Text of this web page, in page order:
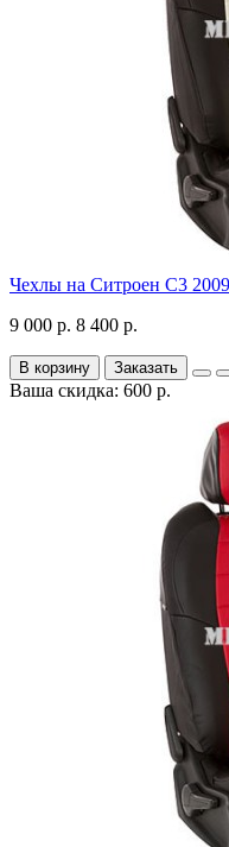
Чехлы на Ситроен С3
9 000 р. 8 400 р.
В корзину Заказать
Ваша скидка: 600 р.